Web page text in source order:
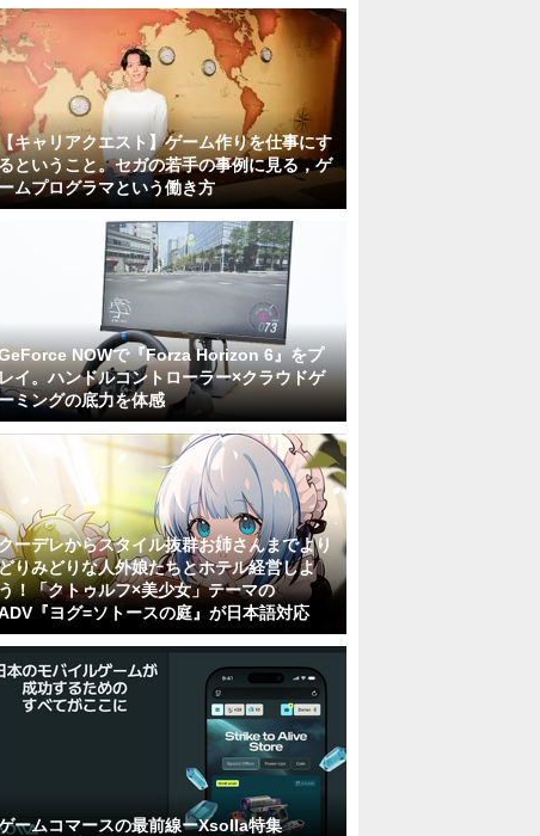
キャリアクエスト】ゲーム作りを仕事にす
ということ。セガの若手の事例に見る，ゲ
ムプログラマという働き方
NOWで『Forza Horizon 6』をプ
イ。ハンドルコントローラー×クラウドゲ
ーミングの底力を体感
ーデレからスタイル抜群お姉さんまでより
りみどりな人外娘たちとホテル経営しよ
！「クトゥルフ×美少女」テーマの
『ヨグ=ソトースの庭』が日本語対応
ームコマースの最前線ーXsolla特集